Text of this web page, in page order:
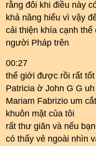
rằng đôi khi điều này
khả năng hiểu vì vậy
cải thiện khía cạnh thể
người Pháp trên
00:27
thế giới được rồi rất
Patricia ờ John G G
Mariam Fabrizio um
khuôn mặt của tôi
rất thư giãn và nếu
có thấy vẻ ngoài nhìn